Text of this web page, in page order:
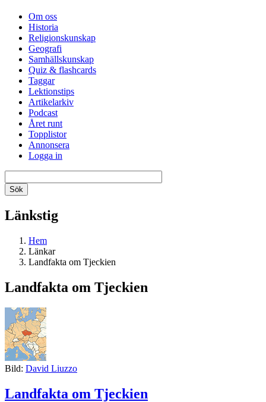
Om oss
Historia
Religionskunskap
Geografi
Samhällskunskap
Quiz & flashcards
Taggar
Lektionstips
Artikelarkiv
Podcast
Året runt
Topplistor
Annonsera
Logga in
Länkstig
Hem
Länkar
Landfakta om Tjeckien
Landfakta om Tjeckien
Bild: David Liuzzo
Landfakta om Tjeckien